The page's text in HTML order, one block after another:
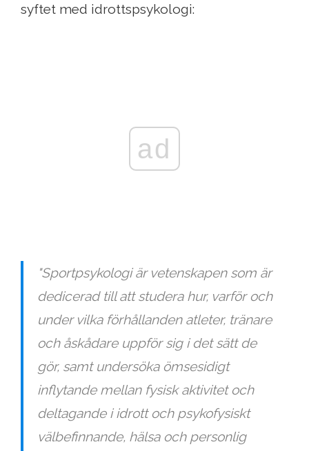
syftet med idrottspsykologi:
ad
"Sportpsykologi är vetenskapen som är
dedicerad till att studera hur, varför och
under vilka förhållanden atleter, tränare
och åskådare uppför sig i det sätt de
gör, samt undersöka ömsesidigt
inflytande mellan fysisk aktivitet och
deltagande i idrott och psykofysiskt
välbefinnande, hälsa och personlig